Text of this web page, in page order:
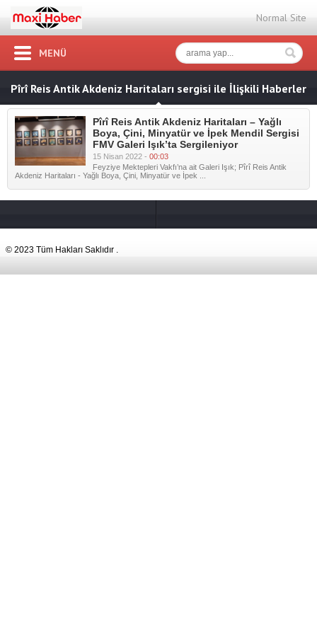
Normal Site
MENÜ
Pîrî Reis Antik Akdeniz Haritaları sergisi ile İlişkili Haberler
Pîrî Reis Antik Akdeniz Haritaları – Yağlı
Boya, Çini, Minyatür ve İpek Mendil Sergisi
FMV Galeri Işık’ta Sergileniyor
15 Nisan 2022 - 00:03
Feyziye Mektepleri Vakfı’na ait Galeri Işık; Pîrî Reis Antik
Akdeniz Haritaları - Yağlı Boya, Çini, Minyatür ve İpek ...
© 2023 Tüm Hakları Saklıdır .